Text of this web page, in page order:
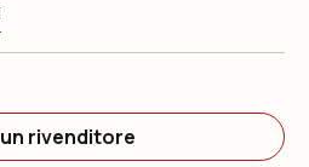
rivenditore